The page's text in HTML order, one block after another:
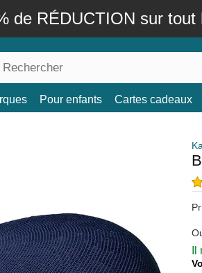
de RÉDUCTION sur tout
Pour enfants Cartes cadeaux